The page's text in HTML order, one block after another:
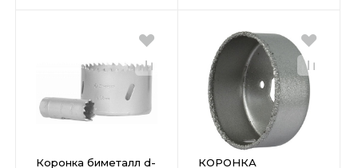
Коронка биметалл d-
КОРОНКА